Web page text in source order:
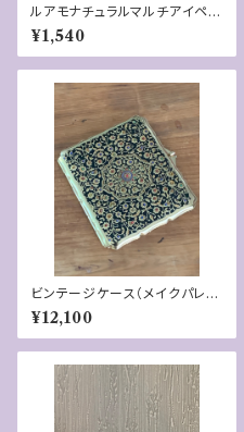
ルアモナチュラルマルチアイペン
シル・ブロンズ
¥1,540
ビンテージケース（メイクパレッ
トに！）
¥12,100